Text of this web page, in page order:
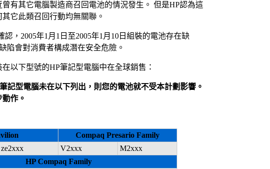
有其它電腦製造商召回電池的情況發生。 但是HP認為這
它此類召回行動均無關聯。
認，2005年1月1日至2005年1月10日組裝的電池存在缺
陷會對消費者構成潛在安全危險。
以下型號的HP筆記型電腦中在全球銷售：
記型電腦未在以下列出，則您的電池就不受本計劃影響。
作。
Compaq Presario Family
ze2xxx V2xxx
M2xxx
HP Compaq Family